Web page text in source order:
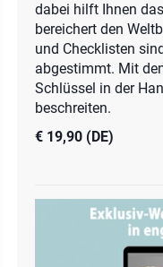
dabei hilft Ihnen
bereichert den
und Checklisten
abgestimmt. Mit
Schlüssel in der
beschreiten.
€ 19,90 (DE)